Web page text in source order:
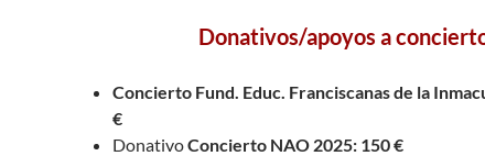
Donativos/apoyos a
Concierto Fund. Educ. Franciscanas de la
€
DonativoConcierto NAO 2025: 150 €